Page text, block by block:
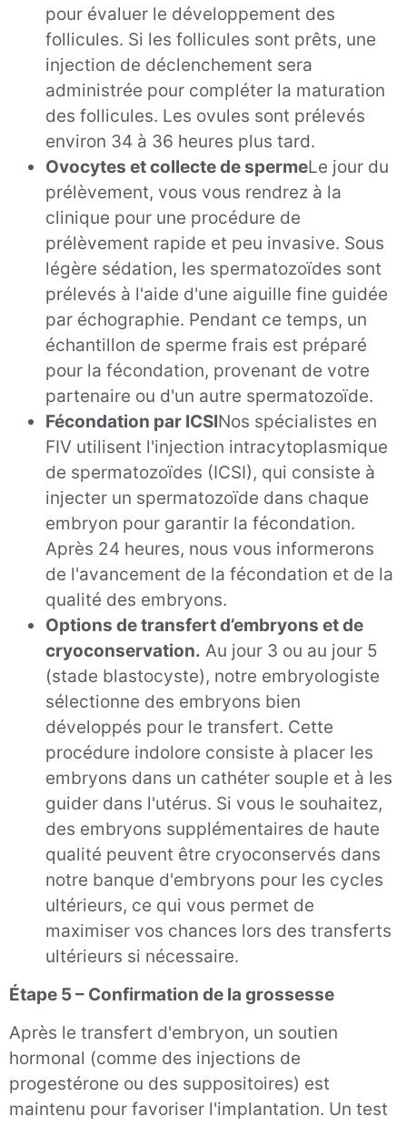
pour évaluer le développement des
follicules. Si les follicules sont prêts, une
injection de déclenchement sera
administrée pour compléter la maturation
des follicules. Les ovules sont prélevés
environ 34 à 36 heures plus tard.
Ovocytes et collecte de spermeLe jour du
prélèvement, vous vous rendrez à la
clinique pour une procédure de
prélèvement rapide et peu invasive. Sous
légère sédation, les spermatozoïdes sont
prélevés à l'aide d'une aiguille fine guidée
par échographie. Pendant ce temps, un
échantillon de sperme frais est préparé
pour la fécondation, provenant de votre
partenaire ou d'un autre spermatozoïde.
Fécondation par ICSINos spécialistes en
FIV utilisent l'injection intracytoplasmique
de spermatozoïdes (ICSI), qui consiste à
injecter un spermatozoïde dans chaque
embryon pour garantir la fécondation.
Après 24 heures, nous vous informerons
de l'avancement de la fécondation et de la
qualité des embryons.
Options de transfert d’embryons et de
cryoconservation. Au jour 3 ou au jour 5
(stade blastocyste), notre embryologiste
sélectionne des embryons bien
développés pour le transfert. Cette
procédure indolore consiste à placer les
embryons dans un cathéter souple et à les
guider dans l'utérus. Si vous le souhaitez,
des embryons supplémentaires de haute
qualité peuvent être cryoconservés dans
notre banque d'embryons pour les cycles
ultérieurs, ce qui vous permet de
maximiser vos chances lors des transferts
ultérieurs si nécessaire.
Étape 5 – Confirmation de la grossesse
Après le transfert d'embryon, un soutien
hormonal (comme des injections de
progestérone ou des suppositoires) est
maintenu pour favoriser l'implantation. Un test